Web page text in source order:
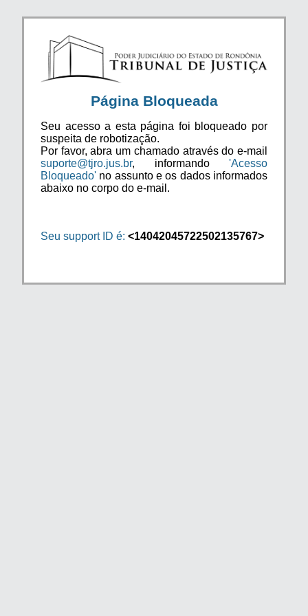
Página Bloqueada
Seu acesso a esta página foi bloqueado por
suspeita de robotização.
Por favor, abra um chamado através do e-mail
suporte@tjro.jus.br, informando 'Acesso
Bloqueado' no assunto e os dados informados
abaixo no corpo do e-mail.
Seu support ID é: <14042045722502135767>